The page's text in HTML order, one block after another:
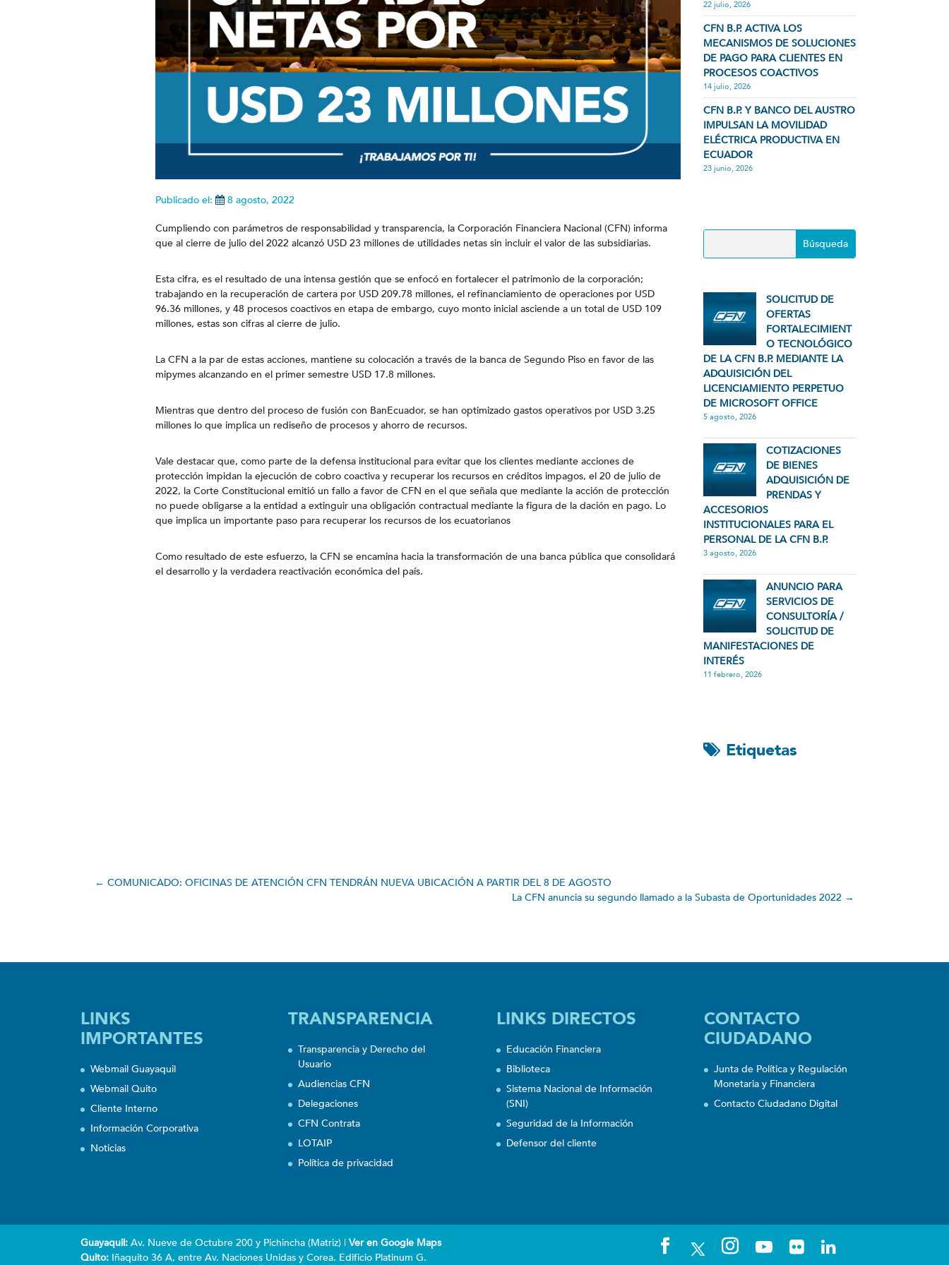
Publicado el: 8 agosto, 2022
Cumpliendo con parámetros de responsabilidad y transparencia, la Corporación Financiera Nacional (CFN) informa
que al cierre de julio del 2022 alcanzó USD 23 millones de utilidades netas sin incluir el valor de las subsidiarias.
Esta cifra, es el resultado de una intensa gestión que se enfocó en fortalecer el patrimonio de la corporación;
trabajando en la recuperación de cartera por USD 209.78 millones, el refinanciamiento de operaciones por USD
96.36 millones, y 48 procesos coactivos en etapa de embargo, cuyo monto inicial asciende a un total de USD 109
millones, estas son cifras al cierre de julio.
La CFN a la par de estas acciones, mantiene su colocación a través de la banca de Segundo Piso en favor de las
mipymes alcanzando en el primer semestre USD 17.8 millones.
Mientras que dentro del proceso de fusión con BanEcuador, se han optimizado gastos operativos por USD 3.25
millones lo que implica un rediseño de procesos y ahorro de recursos.
Vale destacar que, como parte de la defensa institucional para evitar que los clientes mediante acciones de
protección impidan la ejecución de cobro coactiva y recuperar los recursos en créditos impagos, el 20 de julio de
2022, la Corte Constitucional emitió un fallo a favor de CFN en el que señala que mediante la acción de protección
no puede obligarse a la entidad a extinguir una obligación contractual mediante la figura de la dación en pago. Lo
que implica un importante paso para recuperar los recursos de los ecuatorianos
Como resultado de este esfuerzo, la CFN se encamina hacia la transformación de una banca pública que consolidará
el desarrollo y la verdadera reactivación económica del país.
22 julio, 2026
CFN B.P. ACTIVA LOS
MECANISMOS DE SOLUCIONES
DE PAGO PARA CLIENTES EN
PROCESOS COACTIVOS
14 julio, 2026
CFN B.P. Y BANCO DEL AUSTRO
IMPULSAN LA MOVILIDAD
ELÉCTRICA PRODUCTIVA EN
ECUADOR
23 junio, 2026
SOLICITUD DE
OFERTAS
FORTALECIMIENT
O TECNOLÓGICO
DE LA CFN B.P. MEDIANTE LA
ADQUISICIÓN DEL
LICENCIAMIENTO PERPETUO
DE MICROSOFT OFFICE
5 agosto, 2026
COTIZACIONES
DE BIENES
ADQUISICIÓN DE
PRENDAS Y
ACCESORIOS
INSTITUCIONALES PARA EL
PERSONAL DE LA CFN B.P.
3 agosto, 2026
ANUNCIO PARA
SERVICIOS DE
CONSULTORÍA /
SOLICITUD DE
MANIFESTACIONES DE
INTERÉS
11 febrero, 2026
Etiquetas
←COMUNICADO: OFICINAS DE ATENCIÓN CFN TENDRÁN NUEVA UBICACIÓN A PARTIR DEL 8 DE AGOSTO
La CFN anuncia su segundo llamado a la Subasta de Oportunidades 2022→
LINKS
IMPORTANTES
Webmail Guayaquil
Webmail Quito
Cliente Interno
Información Corporativa
Noticias
TRANSPARENCIA
Transparencia y Derecho del
Usuario
Audiencias CFN
Delegaciones
CFN Contrata
LOTAIP
Política de privacidad
LINKS DIRECTOS
Educación Financiera
Biblioteca
Sistema Nacional de Información
(SNI)
Seguridad de la Información
Defensor del cliente
CONTACTO
CIUDADANO
Junta de Política y Regulación
Monetaria y Financiera
Contacto Ciudadano Digital
Guayaquil: Av. Nueve de Octubre 200 y Pichincha (Matriz) | Ver en Google Maps
Quito: Iñaquito 36 A, entre Av. Naciones Unidas y Corea. Edificio Platinum G.